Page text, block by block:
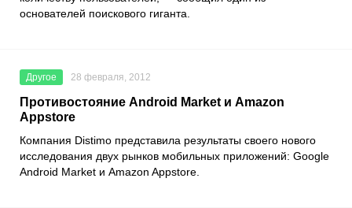
основателей поискового гиганта.
Другое 28 февраля, 2012
Противостояние Android Market и Amazon
Appstore
Компания Distimo представила результаты своего нового
исследования двух рынков мобильных приложений: Google
Android Market и Amazon Appstore.